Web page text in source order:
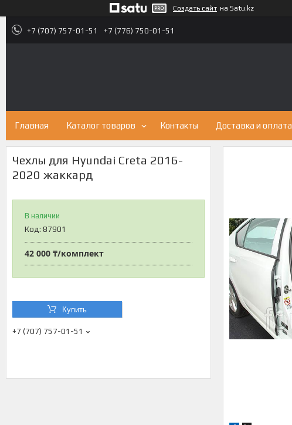
Создать сайт на Satu.kz
+7 (707) 757-01-51 +7 (776) 750-01-51
Главная Каталог товаров Контакты Доставка и оплата
Чехлы для Hyundai Creta 2016-
2020 жаккард
В наличии
Код: 87901
42 000 ₸/комплект
Купить
+7 (707) 757-01-51